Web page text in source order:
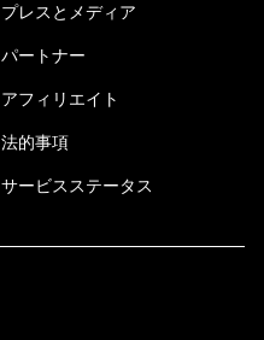
プレスとメディア
パートナー
アフィリエイト
法的事項
サービスステータス